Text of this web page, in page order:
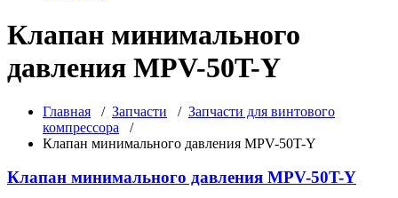
Клапан минимального
давления MPV-50T-Y
Главная / Запчасти / Запчасти для винтового
компрессора /
Клапан минимального давления MPV-50T-Y
Клапан минимального давления MPV-50T-Y